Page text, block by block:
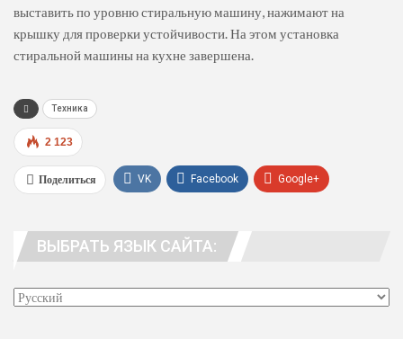
выставить по уровню стиральную машину, нажимают на
крышку для проверки устойчивости. На этом установка
стиральной машины на кухне завершена.
Техника
2 123
Поделиться VK Facebook Google+
Эл. адрес
ВЫБРАТЬ ЯЗЫК САЙТА: